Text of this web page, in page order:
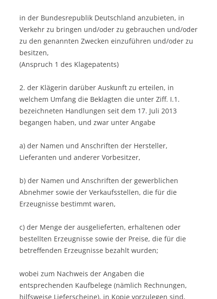
in der Bundesrepublik Deutschland anzubieten, in
Verkehr zu bringen und/oder zu gebrauchen und/oder
zu den genannten Zwecken einzuführen und/oder zu
besitzen,
(Anspruch 1 des Klagepatents)
2. der Klägerin darüber Auskunft zu erteilen, in
welchem Umfang die Beklagten die unter Ziff. I.1.
bezeichneten Handlungen seit dem 17. Juli 2013
begangen haben, und zwar unter Angabe
a) der Namen und Anschriften der Hersteller,
Lieferanten und anderer Vorbesitzer,
b) der Namen und Anschriften der gewerblichen
Abnehmer sowie der Verkaufsstellen, die für die
Erzeugnisse bestimmt waren,
c) der Menge der ausgelieferten, erhaltenen oder
bestellten Erzeugnisse sowie der Preise, die für die
betreffenden Erzeugnisse bezahlt wurden;
wobei zum Nachweis der Angaben die
entsprechenden Kaufbelege (nämlich Rechnungen,
hilfsweise Lieferscheine), in Kopie vorzulegen sind,